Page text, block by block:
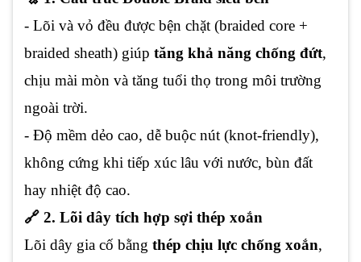
- Lõi và vỏ đều được bện chặt (braided core +
braided sheath) giúp tăng khả năng chống đứt,
chịu mài mòn và tăng tuổi thọ trong môi trường
ngoài trời.
- Độ mềm dẻo cao, dễ buộc nút (knot-friendly),
không cứng khi tiếp xúc lâu với nước, bùn đất
hay nhiệt độ cao.
🔗 2. Lõi dây tích hợp sợi thép xoắn
Lõi dây gia cố bằng thép chịu lực chống xoắn,